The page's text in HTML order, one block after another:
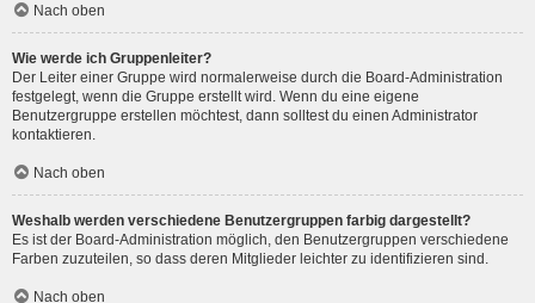
Nach oben
Wie werde ich Gruppenleiter?
Der Leiter einer Gruppe wird normalerweise durch die Board-Administration
festgelegt, wenn die Gruppe erstellt wird. Wenn du eine eigene
Benutzergruppe erstellen möchtest, dann solltest du einen Administrator
kontaktieren.
Nach oben
Weshalb werden verschiedene Benutzergruppen farbig dargestellt?
Es ist der Board-Administration möglich, den Benutzergruppen verschiedene
Farben zuzuteilen, so dass deren Mitglieder leichter zu identifizieren sind.
Nach oben